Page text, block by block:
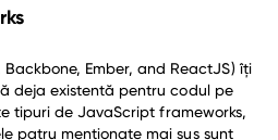
Ember, and ReactJS) îți
deja existentă pentru codul pe
tipuri de JavaScript frameworks,
patru menționate mai sus sunt